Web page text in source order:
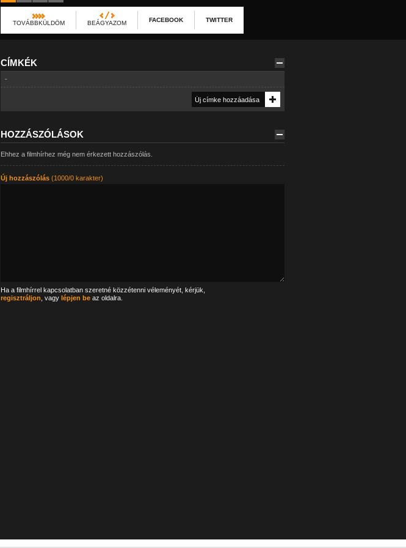
TOVÁBBKÜLDÖM BEÁGYAZOM FACEBOOK TWITTER
CÍMKÉK
-
HOZZÁSZÓLÁSOK
Ehhez a filmhírhez még nem érkezett hozzászólás.
Új hozzászólás(1000/0 karakter)
Ha a filmhírrel kapcsolatban szeretné közzétenni véleményét, kérjük,
regisztráljon , vagy lépjen beaz oldalra.